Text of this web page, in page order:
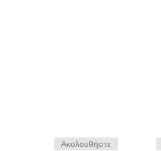
Ακολουθήστε